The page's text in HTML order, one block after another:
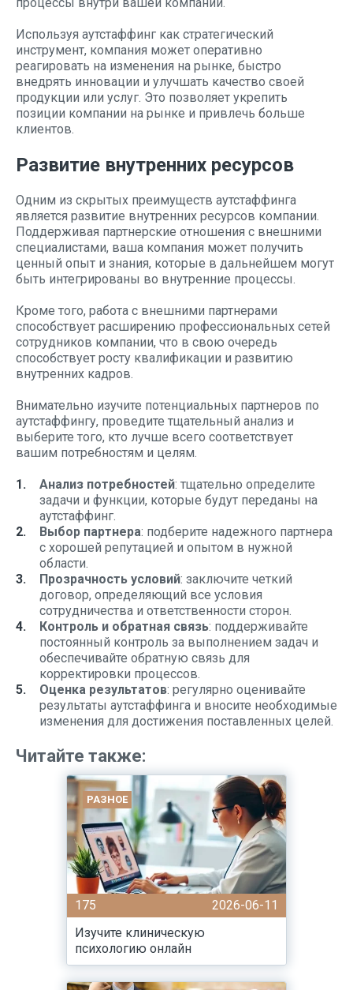
Используя аутстаффинг как стратегический
инструмент, компания может оперативно
реагировать на изменения на рынке, быстро
внедрять инновации и улучшать качество своей
продукции или услуг. Это позволяет укрепить
позиции компании на рынке и привлечь больше
клиентов.
Развитие внутренних ресурсов
Одним из скрытых преимуществ аутстаффинга
является развитие внутренних ресурсов компании.
Поддерживая партнерские отношения с внешними
специалистами, ваша компания может получить
ценный опыт и знания, которые в дальнейшем могут
быть интегрированы во внутренние процессы.
Кроме того, работа с внешними партнерами
способствует расширению профессиональных сетей
сотрудников компании, что в свою очередь
способствует росту квалификации и развитию
внутренних кадров.
Внимательно изучите потенциальных партнеров по
аутстаффингу, проведите тщательный анализ и
выберите того, кто лучше всего соответствует
вашим потребностям и целям.
Анализ потребностей: тщательно определите
задачи и функции, которые будут переданы на
аутстаффинг.
Выбор партнера: подберите надежного партнера
с хорошей репутацией и опытом в нужной
области.
Прозрачность условий: заключите четкий
договор, определяющий все условия
сотрудничества и ответственности сторон.
Контроль и обратная связь: поддерживайте
постоянный контроль за выполнением задач и
обеспечивайте обратную связь для
корректировки процессов.
Оценка результатов: регулярно оценивайте
результаты аутстаффинга и вносите необходимые
изменения для достижения поставленных целей.
Читайте также:
РАЗНОЕ
175
2026-06-11
Изучите клиническую
психологию онлайн